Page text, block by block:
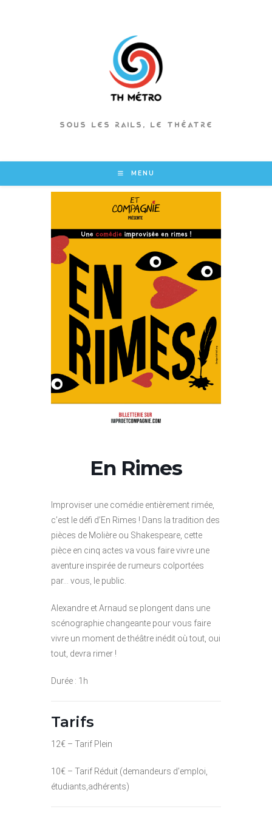
SOUS LES RAILS, LE THÉATRE
MENU
En Rimes
Improviser une comédie entièrement rimée,
c’est le défi d’En Rimes ! Dans la tradition des
pièces de Molière ou Shakespeare, cette
pièce en cinq actes va vous faire vivre une
aventure inspirée de rumeurs colportées
par… vous, le public.
Alexandre et Arnaud se plongent dans une
scénographie changeante pour vous faire
vivre un moment de théâtre inédit où tout, oui
tout, devra rimer !
Durée : 1h
Tarifs
12€ – Tarif Plein
10€ – Tarif Réduit (demandeurs d’emploi,
étudiants,adhérents)